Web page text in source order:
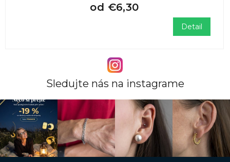
od €6,30
Detail
Sledujte nás na instagrame